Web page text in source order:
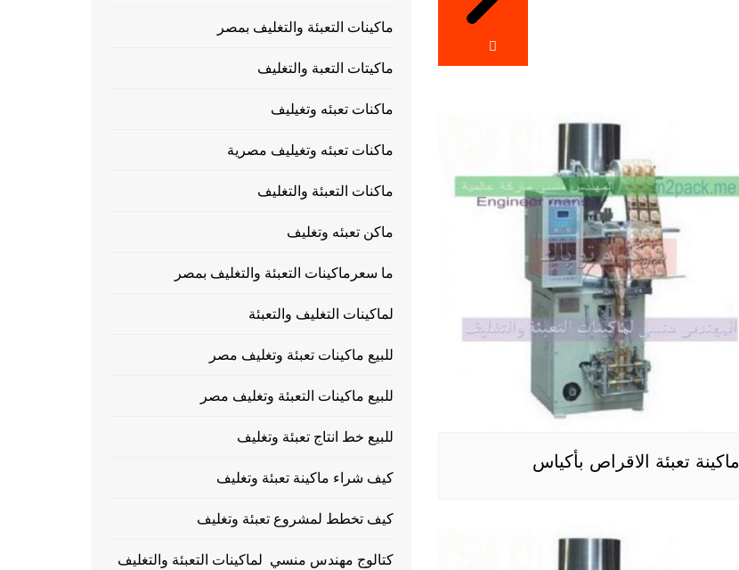
ماكينة تعبئة الاقراص بأكياس
ماكينات التعبئة والتغليف بمصر
ماكيتات التعبة والتغليف
ماكنات تعبئه وتغيليف
ماكنات تعبئه وتغيليف مصرية
ماكنات التعبئة والتغليف
ماكن تعبئه وتغليف
ما سعرماكينات التعبئة والتغليف بمصر
لماكينات التغليف والتعبئة
للبيع ماكينات تعبئة وتغليف مصر
للبيع ماكينات التعبئة وتغليف مصر
للبيع خط انتاج تعبئة وتغليف
كيف شراء ماكينة تعبئة وتغليف
كيف تخطط لمشروع تعبئة وتغليف
كتالوج مهندس منسي لماكينات التعبئة والتغليف